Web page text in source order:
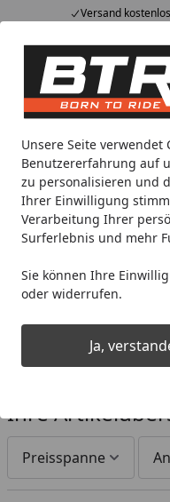
Unsere Seite
Benutzererfahrung auf
zu personalisieren und
Ihrer Einwilligung
Verarbeitung Ihrer
Surferlebnis und mehr
Sie können Ihre
oder widerrufen.
Ja,
Versand
Hotline07051 / 9 222 5959
Mi-Fr. 8-12 Uhr
Alle Produkte
Alle Produkte
Vicma
Noch 1 Tag und 17
Startseite
Vicma
Ihre
Preisspanne